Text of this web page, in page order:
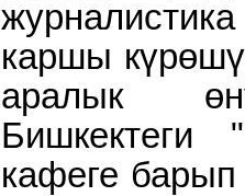
каршы
аралык
Бишкектеги
кафеге